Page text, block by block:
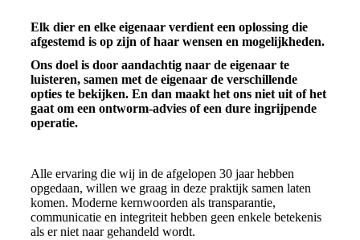
Elk dier en elke eigenaar verdient een oplossing die
afgestemd is op zijn of haar wensen en mogelijkheden.
Ons doel is door aandachtig naar de eigenaar te
luisteren, samen met de eigenaar de verschillende
opties te bekijken. En dan maakt het ons niet uit of het
gaat om een ontworm-advies of een dure ingrijpende
operatie.
Alle ervaring die wij in de afgelopen 30 jaar hebben
opgedaan, willen we graag in deze praktijk samen laten
komen. Moderne kernwoorden als transparantie,
communicatie en integriteit hebben geen enkele betekenis
als er niet naar gehandeld wordt.